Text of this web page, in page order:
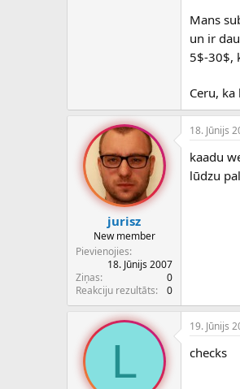
Mans
un ir
5$-30$,
Ceru,
jurisz
New member
Pievienojies
18. Jūnijs 2007
Ziņas
0
Reakciju rezultāts
0
18. Jūnijs
kaadu
lūdzu
L
19. Jūnijs
checks